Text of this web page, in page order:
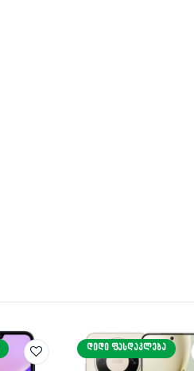
ᲓᲘᲓᲘ ᲤᲐᲡᲓᲐᲙᲚᲔᲑᲐ